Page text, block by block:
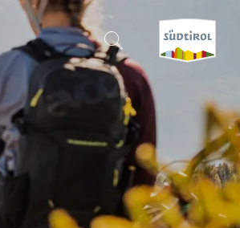
SUCHEN & BUCHEN
ENTDECKE SÜDTIROL
-